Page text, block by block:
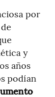
por
y
años
podían